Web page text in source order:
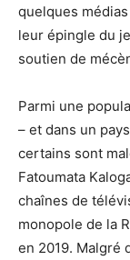
quelques
leur épingle du
soutien de
Parmi une
– et dans un
certains sont
Fatoumata
chaînes de
monopole de la
en 2019. Malgré